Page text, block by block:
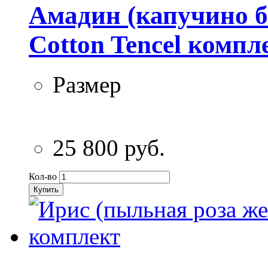
Амадин (капучино
Cotton Tencel
Размер
25 800 руб.
Кол-во
Купить